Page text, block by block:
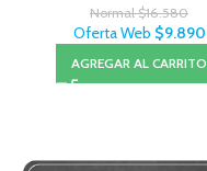
Normal$16.580
Oferta Web $9.890
AGREGAR AL CARRITO